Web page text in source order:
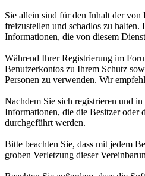
Sie allein sind für den Inhalt der von
freizustellen und schadlos zu
Informationen, die von diesem
Während Ihrer Registrierung im
Benutzerkontos zu Ihrem Schutz
Personen zu verwenden. Wir
Nachdem Sie sich registrieren und
Informationen, die die Besitzer oder
durchgeführt werden.
Bitte beachten Sie, dass mit jedem
groben Verletzung dieser